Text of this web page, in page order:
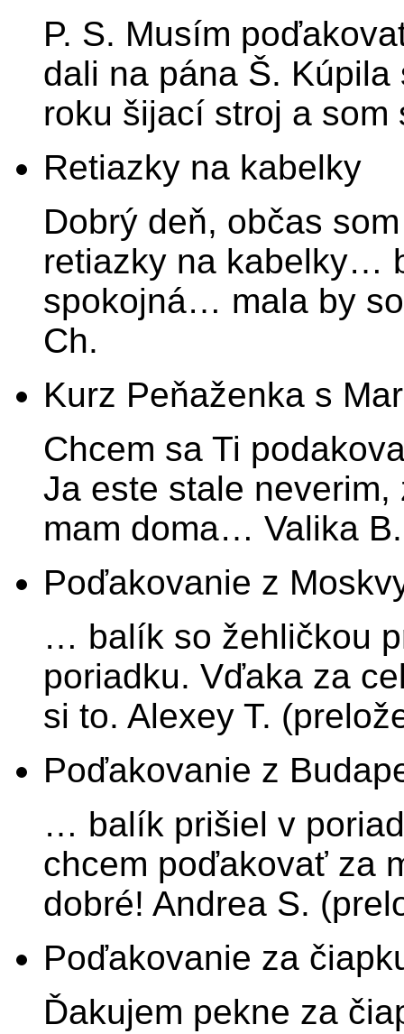
P. S. Musím
dali na pána Š.
roku šijací stroj a
Retiazky na kabelky
Dobrý deň, občas
retiazky na kabelky…
spokojná… mala by
Ch.
Kurz Peňaženka s
Chcem sa Ti
Ja este stale
mam doma… Valika B.
Poďakovanie z
… balík so žehličkou
poriadku. Vďaka za
si to. Alexey T.
Poďakovanie z
… balík prišiel v
chcem poďakovať za
dobré! Andrea S.
Poďakovanie za
Ďakujem pekne za